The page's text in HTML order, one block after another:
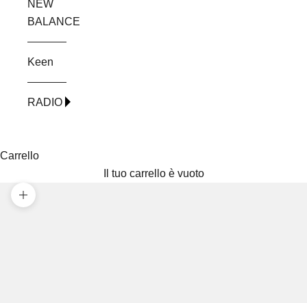
NEW
BALANCE
Keen
RADIO
Carrello
Il tuo carrello è vuoto
Ingrandisci immagine